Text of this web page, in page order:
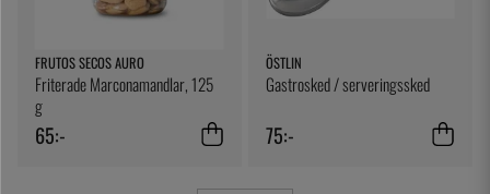
FRUTOS SECOS AURO
Friterade Marconamandlar, 125
g
65:-
ÖSTLIN
Gastrosked / serveringssked
75:-